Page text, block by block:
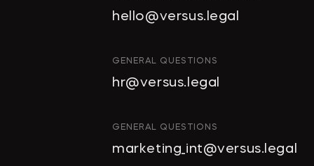
ИНВЕСТИЦИОННЫЕ ПРОЕКТЫ
СТРОИТЕЛЬСТВО
И НЕДВИЖИМОСТЬ
АРХИТЕКТУРА
КОРПОРАТИВНОЕ ПРАВО И
M&A
РАЗРЕШЕНИЕ СПОРОВ
hello@versus.legal
GENERAL QUESTIONS
hr@versus.legal
GENERAL QUESTIONS
marketing_int@versus.legal